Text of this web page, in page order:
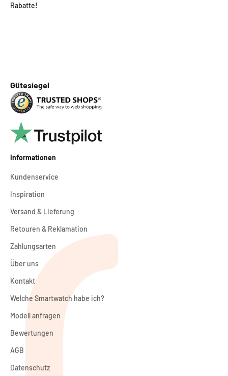
Rabatte!
Gütesiegel
Informationen
Kundenservice
Inspiration
Versand & Lieferung
Retouren & Reklamation
Zahlungsarten
Über uns
Kontakt
Welche Smartwatch habe ich?
Modell anfragen
Bewertungen
AGB
Datenschutz